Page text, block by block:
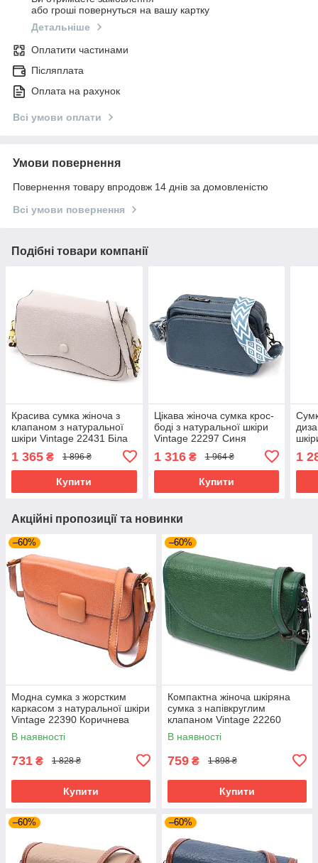
або гроші повернуться на вашу картку
Детальніше
Оплатити частинами
Післяплата
Оплата на рахунок
Всі умови оплати
Умови повернення
Повернення товару впродовж 14 днів за домовленістю
Всі умови повернення
Подібні товари компанії
Красива сумка жіноча з
клапаном з натуральної
шкіри Vintage 22431 Біла
1 365 ₴ 1 896 ₴
Купити
Цікава жіноча сумка крос-
боді з натуральної шкіри
Vintage 22297 Синя
1 316₴ 1 964 ₴
Купити
1
Акційні пропозиції та новинки
–60%
Модна сумка з жорстким
каркасом з натуральної шкіри
Vintage 22390 Коричнева
В наявності
731 ₴ 1 828 ₴
Купити
–60%
Компактна жіноча шкіряна
сумка з напівкруглим
клапаном Vintage 22260
Зелена
В наявності
759 ₴ 1 898 ₴
Купити
–60% –60%